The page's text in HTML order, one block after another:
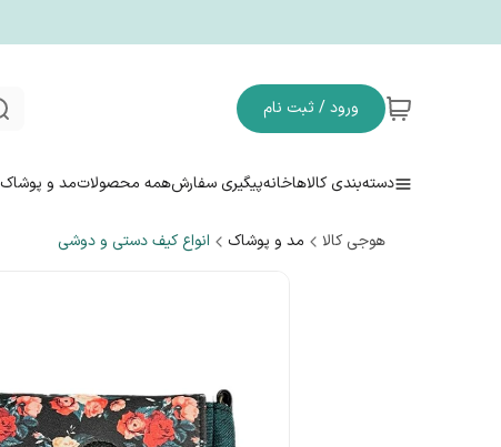
ورود / ثبت نام
دسته‌بندی کالاهاخانهپیگیری سفارشهمه محصولاتمد و پوشاک
هوجی کالا مد و پوشاک انواع کیف دستی و دوشی